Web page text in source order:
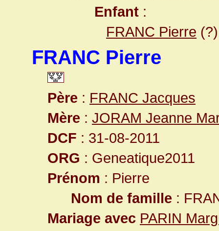
Enfant :
FRANC Pierre (?)
FRANC Pierre
Père : FRANC Jacques
Mère : JORAM Jeanne
DCF : 31-08-2011
ORG : Geneatique2011
Prénom : Pierre
Nom de famille :
Mariage avec PARIN